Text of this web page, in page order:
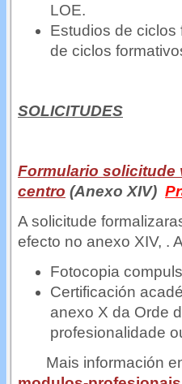
LOE.
Estudios de ciclos
de ciclos
SOLICITUDES
Formulario solicitude
centro (Anexo XIV)
A solicitude
efecto no anexo XIV, .
Fotocopia
Certificación
anexo X da Orde
profesionalidade
Mais información